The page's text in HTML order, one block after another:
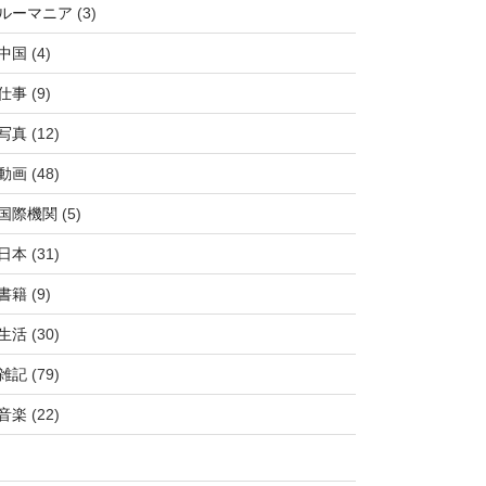
ーマニア (3)
国 (4)
事(9)
真(12)
画(48)
際機関 (5)
本 (31)
籍(9)
活(30)
記(79)
楽 (22)